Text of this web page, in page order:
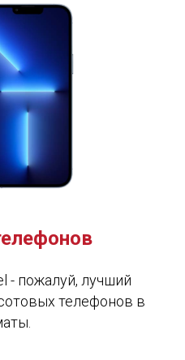
- пожалуй, лучший
телефонов в